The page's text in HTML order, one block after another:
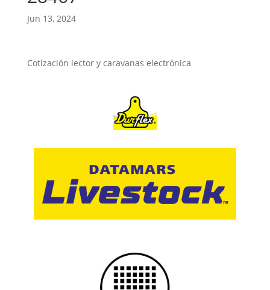
Jun 13, 2024
Cotización lector y caravanas electrónica